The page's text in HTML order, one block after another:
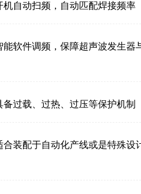
机自动扫频，自动匹配焊接频率
能软件调频 ，保障超声波发生器
备过载、过热、过压等保护机制
合装配于自动化产线或是特殊设